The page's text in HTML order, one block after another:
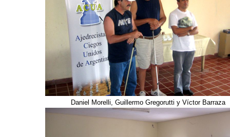
Daniel Morelli, Guillermo Gregorutti y Víctor Barraza